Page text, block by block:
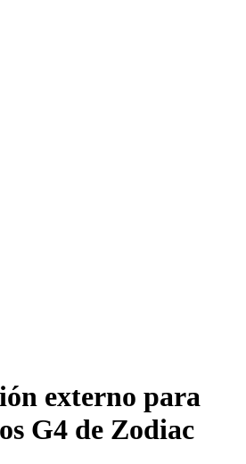
externo para
G4 de Zodiac